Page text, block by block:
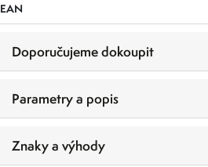
EAN
Doporučujeme dokoupit
Parametry a popis
Znaky a výhody